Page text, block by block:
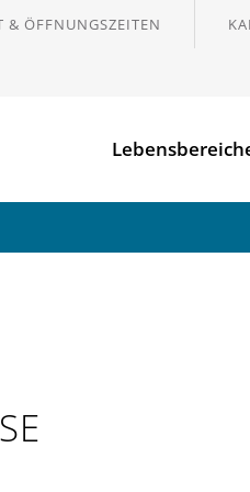
& ÖFFNUNGSZEITEN